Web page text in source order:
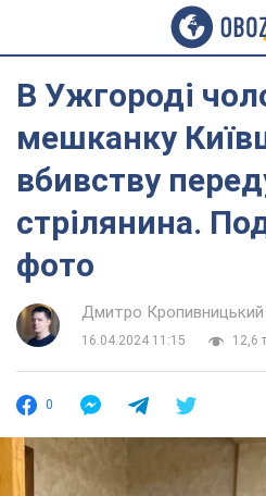
В Ужгороді
мешканку
вбивству
стрілянина.
фото
Дмитро Кропивницький
16.04.2024 11:15
12,6
0